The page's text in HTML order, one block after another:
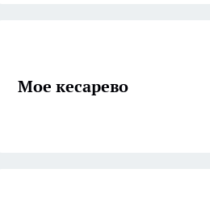
Мое кесарево